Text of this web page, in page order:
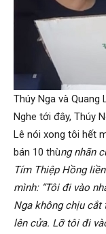
Thúy Nga và Quang
Nghe tới đây, Thúy
Lê nói xong tôi hết
bán 10 thùng nhãn
Tím Thiệp Hồng
mình: “Tôi đi vào
Nga không chịu cắt
lên cửa. Lỡ tôi đi